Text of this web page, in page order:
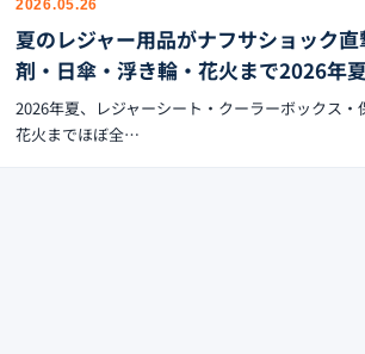
2026.05.26
夏のレジャー用品がナフサショック
剤・日傘・浮き輪・花火まで2026年
2026年夏、レジャーシート・クーラーボックス
花火までほぼ全…